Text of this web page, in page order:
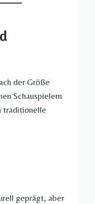
der Größe
Schauspielern
traditionelle
geprägt, aber